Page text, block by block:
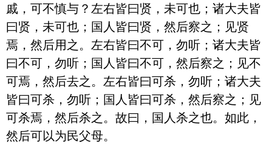
戚，可不慎与？左右皆曰贤，未可也；诸大夫皆
曰贤，未可也；国人皆曰贤，然后察之；见贤
焉，然后用之。左右皆曰不可，勿听；诸大夫皆
曰不可，勿听；国人皆曰不可，然后察之；见不
可焉，然后去之。左右皆曰可杀，勿听；诸大夫
皆曰可杀，勿听；国人皆曰可杀，然后察之；见
可杀焉，然后杀之。故曰，国人杀之也。如此，